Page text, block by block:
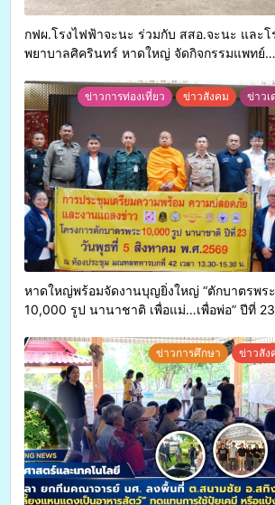
กฟผ.โรงไฟฟ้าจะนะ ร่วมกับ สสอ.จะนะ และโ
พยาบาลศิครินทร์ หาดใหญ่ จัดกิจกรรมแพทย์
ข่าวการท่องเที่ยว ข่าวสังคม ข่าวเ
หาดใหญ่พร้อมจัดงานบุญยิ่งใหญ่ “ตักบาตรพระ
10,000 รูป นานาชาติ เพื่อแม่…เพื่อพ่อ” ปีที่ 23
ประเพณีแห่งศรัทธา
ข่าวการศึกษา ข่าวสัง